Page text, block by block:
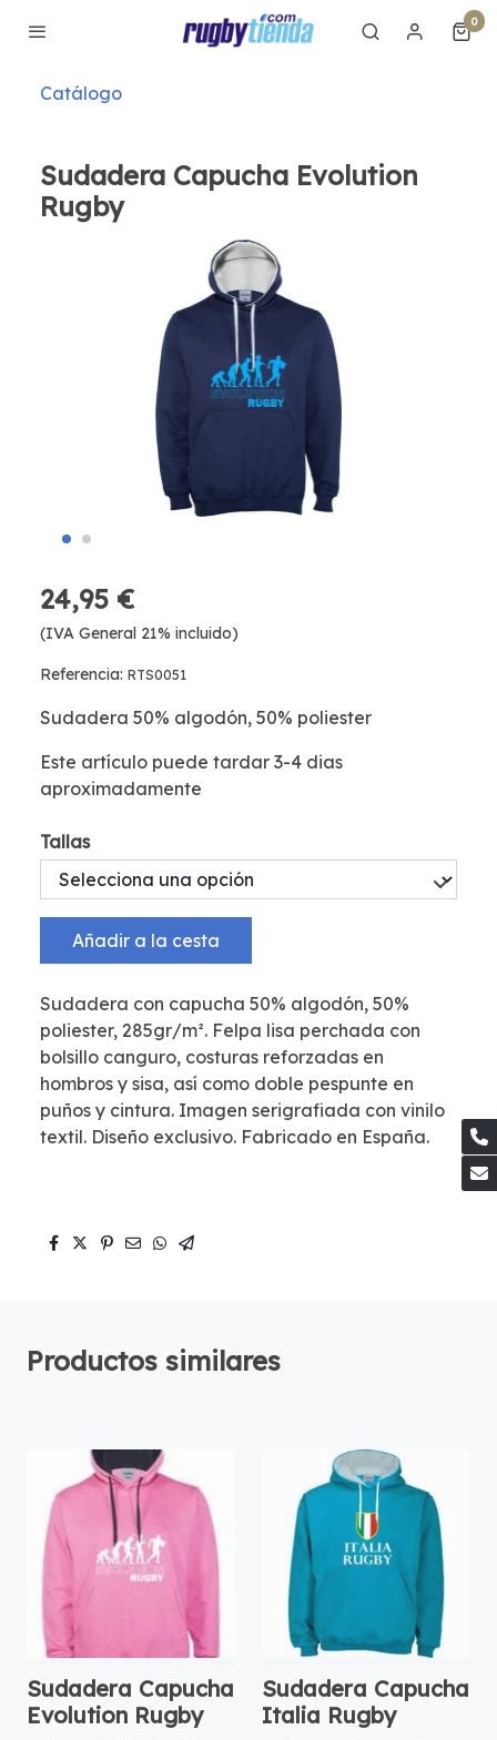
0
Catálogo
Sudadera Capucha Evolution
Rugby
24,95 €
(IVA General 21% incluido)
Referencia: RTS0051
Sudadera 50% algodón, 50% poliester
Este artículo puede tardar 3-4 dias
aproximadamente
Tallas
Añadir a la cesta
Sudadera con capucha 50% algodón, 50%
poliester, 285gr/m². Felpa lisa perchada con
bolsillo canguro, costuras reforzadas en
hombros y sisa, así como doble pespunte en
puños y cintura. Imagen serigrafiada con vinilo
textil. Diseño exclusivo. Fabricado en España.
Productos similares
Sudadera Capucha
Evolution Rugby
Sudadera Capucha
Italia Rugby